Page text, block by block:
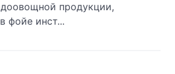
продукции,
фойе инст...